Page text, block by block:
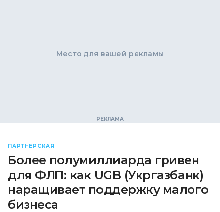
Место для вашей рекламы
ПАРТНЕРСКАЯ
Более полумиллиарда гривен
для ФЛП: как UGB (Укргазбанк)
наращивает поддержку малого
бизнеса